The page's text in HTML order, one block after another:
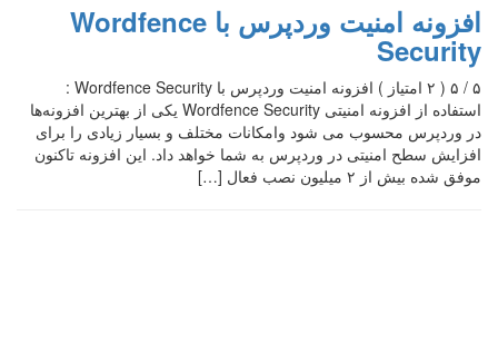
افزونه امنیت وردپرس با Wordfence
Security
۵ / ۵ ( ۲ امتیاز ) افزونه امنیت وردپرس با Wordfence Security :
استفاده از افزونه امنیتی Wordfence Security یکی از بهترین افزونه‌ها
در وردپرس محسوب می شود وامکانات مختلف و بسیار زیادی را برای
افزایش سطح امنیتی در وردپرس به شما خواهد داد. این افزونه تاکنون
موفق شده بیش از ۲ میلیون نصب فعال […]